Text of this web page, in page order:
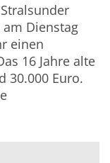
Dienstag
einen
16 Jahre alte
30.000 Euro.